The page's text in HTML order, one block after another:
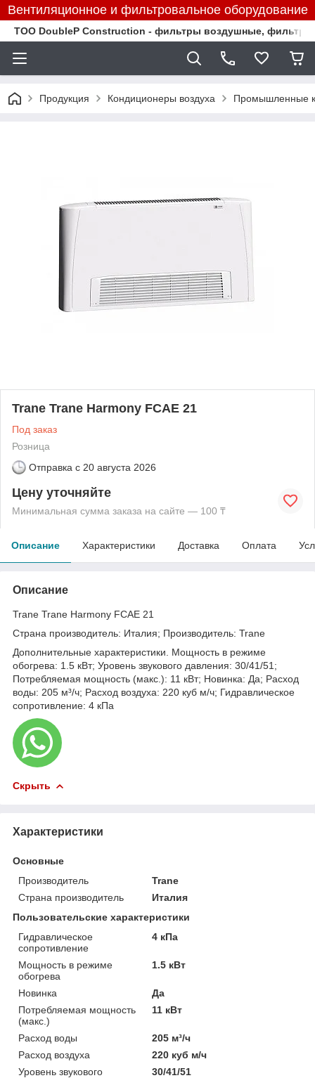
Вентиляционное и фильтровальное оборудование
TOO DoubleP Construction - фильтры воздушные,
Продукция Кондиционеры воздуха Промышленные
Trane Trane Harmony FCAE 21
Под заказ
Розница
Отправка с 20 августа 2026
Цену уточняйте
Минимальная сумма заказа на сайте — 100 ₸
Описание Характеристики Доставка Оплата
Описание
Trane Trane Harmony FCAE 21
Страна производитель: Италия; Производитель: Trane
Дополнительные характеристики. Мощность в режиме
обогрева: 1.5 кВт; Уровень звукового давления: 30/41/51;
Потребляемая мощность (макс.): 11 кВт; Новинка: Да; Расход
воды: 205 м³/ч; Расход воздуха: 220 куб м/ч; Гидравлическое
сопротивление: 4 кПа
Скрыть
Характеристики
Основные
Производитель
Trane
Страна производитель
Италия
Пользовательские характеристики
Гидравлическое
сопротивление
4 кПа
Мощность в режиме
обогрева
1.5 кВт
Новинка
Да
Потребляемая мощность
(макс.)
11 кВт
Расход воды
205 м³/ч
Расход воздуха
220 куб м/ч
Уровень звукового
30/41/51